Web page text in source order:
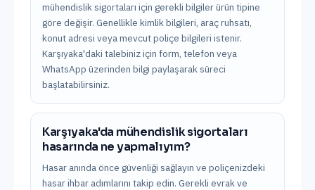
mühendislik sigortaları için gerekli bilgiler ürün tipine
göre değişir. Genellikle kimlik bilgileri, araç ruhsatı,
konut adresi veya mevcut poliçe bilgileri istenir.
Karşıyaka'daki talebiniz için form, telefon veya
WhatsApp üzerinden bilgi paylaşarak süreci
başlatabilirsiniz.
Karşıyaka'da mühendislik sigortaları
hasarında ne yapmalıyım?
Hasar anında önce güvenliği sağlayın ve poliçenizdeki
hasar ihbar adımlarını takip edin. Gerekli evrak ve